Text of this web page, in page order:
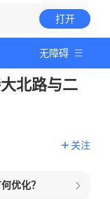
打开
无障碍
北路与二
关注
优化？